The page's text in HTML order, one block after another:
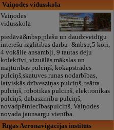
Vaiņodes vidusskola
Vaiņodes
vidusskola
piedāvā&nbsp;plašu un daudzveidīgu
interešu izglītības darbu -&nbsp;5 kori,
4 vokālie ansambļi, 9 tautas deju
kolektīvi, vizuālās mākslas un
mājturības pulciņš, kokapstrādes
pulciņš,skatuves runas nodarbības,
latviskās dzīvesziņas pulciņš, teātra
pulciņš, robotikas pulciņš, elektronikas
pulciņš, dabaszinību pulciņš,
novadpētniecībaspulciņš, Vaiņodes
novada jaunsargu vienība.
Rīgas Aeronavigācijas institūts